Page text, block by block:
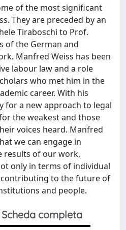
of the most significant
They are preceded by an
Tiraboschi to Prof.
of the German and
Manfred Weiss has been
labour law and a role
who met him in the
career. With his
for a new approach to legal
the weakest and those
voices heard. Manfred
we can engage in
results of our work,
only in terms of individual
contributing to the future of
and people.
Scheda completa